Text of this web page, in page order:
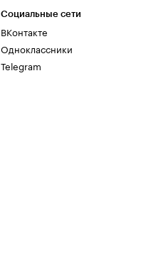
Социальные сети
ВКонтакте
Одноклассники
Telegram